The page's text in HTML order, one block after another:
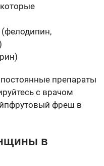
(фелодипин,
препараты
с врачом
фреш в
в